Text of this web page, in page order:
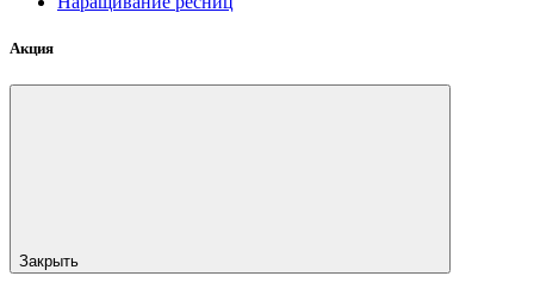
Акция
Закрыть